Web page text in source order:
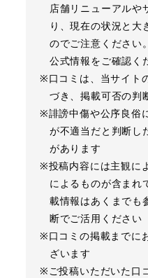
店舗リニューアルや
り、現在の状況と大
のでご注意ください
公式情報をご確認く
※口コミは、当サイト
づき、掲載可否の判
※誹謗中傷や公序良俗
が不適当だと判断し
があります
※投稿内容には主観に
によるものが含まれ
載情報はあくまでも
断でご活用ください
※口コミの掲載までに
ざいます
※ご投稿いただいた口